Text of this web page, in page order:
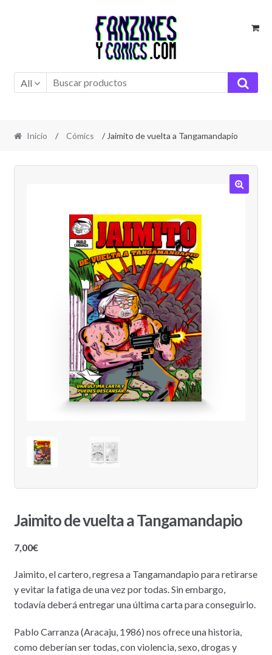
All
Inicio / Cómics / Jaimito de vuelta a Tangamandapio
Jaimito de vuelta a Tangamandapio
7,00€
Jaimito, el cartero, regresa a Tangamandapio para retirarse
y evitar la fatiga de una vez por todas. Sin embargo,
todavía deberá entregar una última carta para conseguirlo.
Pablo Carranza (Aracaju, 1986) nos ofrece una historia,
como deberían ser todas, con violencia, sexo, drogas y